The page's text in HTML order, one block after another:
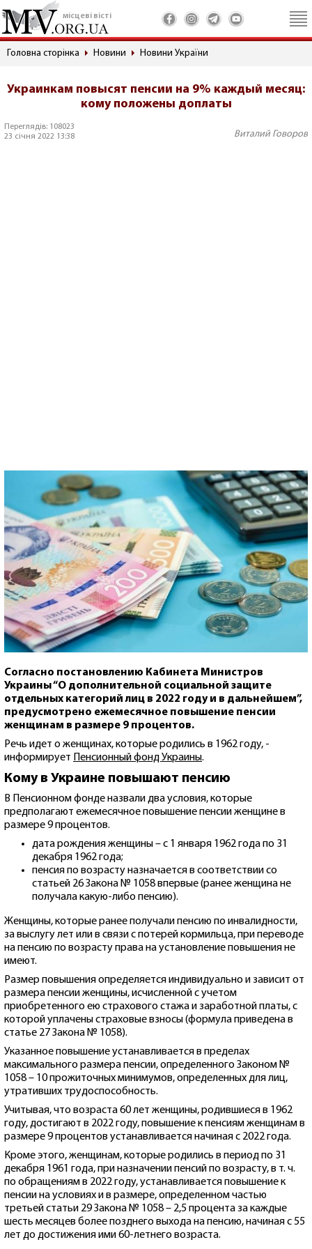
місцеві вісті
Головна сторінка Новини Новини України
Украинкам повысят пенсии на 9% каждый месяц:
кому положены доплаты
Переглядів: 108023
23 січня 2022 13:38
Виталий Говоров
Согласно постановлению Кабинета Министров
Украины “О дополнительной социальной защите
отдельных категорий лиц в 2022 году и в дальнейшем”,
предусмотрено ежемесячное повышение пенсии
женщинам в размере 9 процентов.
Речь идет о женщинах, которые родились в 1962 году, -
информирует
Пенсионный фонд Украины.
Кому в Украине повышают пенсию
В Пенсионном фонде назвали два условия, которые
предполагают ежемесячное повышение пенсии женщине в
размере 9 процентов.
дата рождения женщины – с 1 января 1962 года по 31
декабря 1962 года;
пенсия по возрасту назначается в соответствии со
статьей 26 Закона № 1058 впервые (ранее женщина не
получала какую-либо пенсию).
Женщины, которые ранее получали пенсию по инвалидности,
за выслугу лет или в связи с потерей кормильца, при переводе
на пенсию по возрасту права на установление повышения не
имеют.
Размер повышения определяется индивидуально и зависит от
размера пенсии женщины, исчисленной с учетом
приобретенного ею страхового стажа и заработной платы, с
которой уплачены страховые взносы (формула приведена в
статье 27 Закона № 1058).
Указанное повышение устанавливается в пределах
максимального размера пенсии, определенного Законом №
1058 – 10 прожиточных минимумов, определенных для лиц,
утративших трудоспособность.
Учитывая, что возраста 60 лет женщины, родившиеся в 1962
году, достигают в 2022 году, повышение к пенсиям женщинам в
размере 9 процентов устанавливается начиная с 2022 года.
Кроме этого, женщинам, которые родились в период по 31
декабря 1961 года, при назначении пенсий по возрасту, в т. ч.
по обращениям в 2022 году, устанавливается повышение к
пенсии на условиях и в размере, определенном частью
третьей статьи 29 Закона № 1058 – 2,5 процента за каждые
шесть месяцев более позднего выхода на пенсию, начиная с 55
лет до достижения ими 60-летнего возраста.